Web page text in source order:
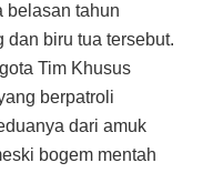
belasan tahun
dan biru tua tersebut.
Tim Khusus
berpatroli
dari amuk
bogem mentah